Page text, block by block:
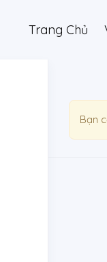
Trang Chủ
Bạn